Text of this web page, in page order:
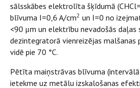
sālsskābes elektrolīta šķīdumā
blīvuma I=0,6 A/cm2 un I=0 no
<90 μm un elektrību nevadošās
dezintegratorā vienreizējas
vidē pie 70 °С.
Pētīta maiņstrāvas blīvuma
ietekme uz metālu izskalošanas